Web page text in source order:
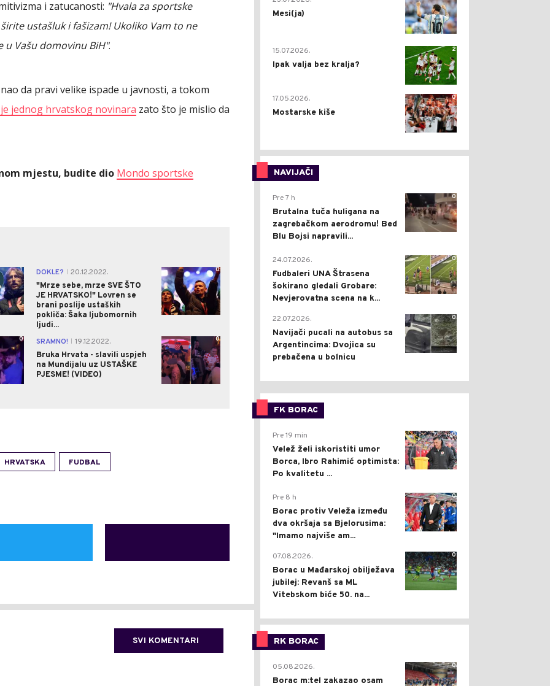
i zatucanosti: "Hvala za sportske
ustašluk i fašizam! Ukoliko Vam to ne
u Vašu domovinu BiH".
da pravi velike ispade u javnosti, a tokom
jednog hrvatskog novinara zato što je mislio da
mjestu, budite dio Mondo sportske
1 DOKLE?
20.12.2022.
"Mrze sebe, mrze SVE ŠTO
JE HRVATSKO!" Lovren se
brani poslije ustaških
pokliča: Šaka ljubomornih
ljudi...
0
0 SRAMNO!
19.12.2022.
Bruka Hrvata - slavili uspjeh
na Mundijalu uz USTAŠKE
PJESME! (VIDEO)
0
HRVATSKA FUDBAL
SVI KOMENTARI
Mesi(ja)
2
15.07.2026.
Ipak valja bez kralja?
0
17.05.2026.
Mostarske kiše
NAVIJAČI
0
Pre 7 h
Brutalna tuča huligana na
zagrebačkom aerodromu! Bed
Blu Bojsi napravili...
0
24.07.2026.
Fudbaleri UNA Štrasena
šokirano gledali Grobare:
Nevjerovatna scena na k...
0
22.07.2026.
Navijači pucali na autobus sa
Argentincima: Dvojica su
prebačena u bolnicu
FK BORAC
0
Pre 19 min
Velež želi iskoristiti umor
Borca, Ibro Rahimić optimista:
Po kvalitetu ...
0
Pre 8 h
Borac protiv Veleža između
dva okršaja sa Bjelorusima:
"Imamo najviše am...
0
07.08.2026.
Borac u Mađarskoj obilježava
jubilej: Revanš sa ML
Vitebskom biće 50. na...
RK BORAC
0
05.08.2026.
Borac m:tel zakazao osam